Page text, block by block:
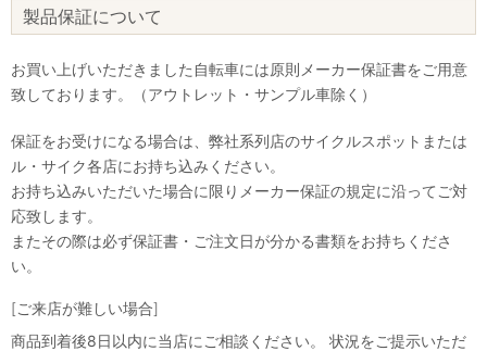
製品保証について
お買い上げいただきました自転車には原則メーカー保証書をご用意
致しております。（アウトレット・サンプル車除く）
保証をお受けになる場合は、弊社系列店のサイクルスポットまたは
ル・サイク各店にお持ち込みください。
お持ち込みいただいた場合に限りメーカー保証の規定に沿ってご対
応致します。
またその際は必ず保証書・ご注文日が分かる書類をお持ちくださ
い。
[ご来店が難しい場合]
商品到着後8日以内に当店にご相談ください。 状況をご提示いただ